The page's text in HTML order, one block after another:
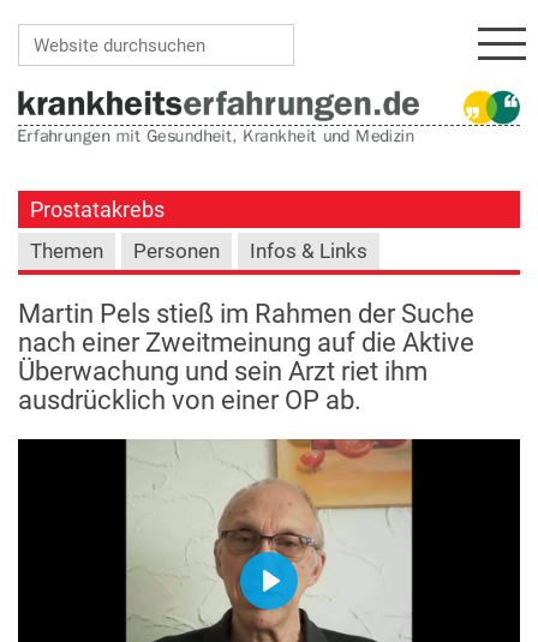
Prostatakrebs
Themen Personen Infos & Links
Martin Pels stieß im Rahmen der Suche
nach einer Zweitmeinung auf die Aktive
Überwachung und sein Arzt riet ihm
ausdrücklich von einer OP ab.